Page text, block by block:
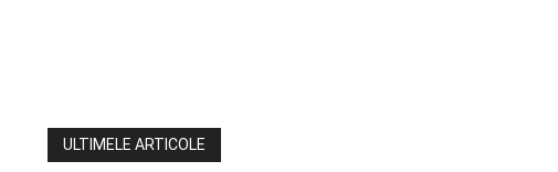
ULTIMELE ARTICOLE